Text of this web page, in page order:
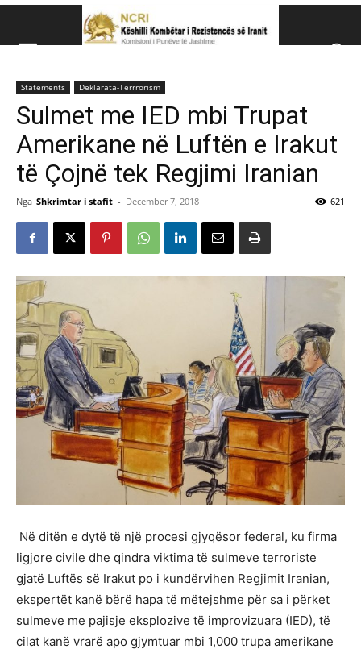
Këshillit Kombëtar të Rezistencës së Iranit (NCRI)
Statements Deklarata-Terrrorism
Sulmet me IED mbi Trupat
Amerikane në Luftën e Irakut
të Çojnë tek Regjimi Iranian
Nga Shkrimtar i stafit - December 7, 2018 621
Në ditën e dytë të një procesi gjyqësor federal, ku firma
ligjore civile dhe qindra viktima të sulmeve terroriste
gjatë Luftës së Irakut po i kundërvihen Regjimit Iranian,
ekspertët kanë bërë hapa të mëtejshme për sa i përket
sulmeve me pajisje eksplozive të improvizuara (IED), të
cilat kanë vrarë apo gjymtuar mbi 1,000 trupa amerikane